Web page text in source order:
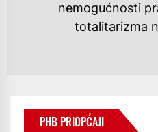
nemogućnosti
totalitarizma
PHB PRIOPĆAJI